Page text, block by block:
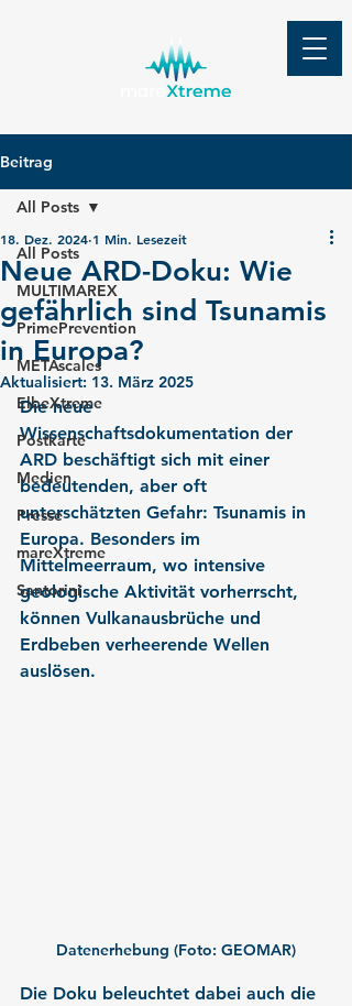
Beitrag
All Posts
MULTIMAREX
PrimePrevention
METAscales
ElbeXtreme
Postkarte
Medien
Presse
mareXtreme
Santorini
All Posts
Neue ARD-Doku: Wie
gefährlich sind Tsunamis
in Europa?
18. Dez. 2024 1 Min. Lesezeit
Aktualisiert: 13. März 2025
Die neue
Wissenschaftsdokumentation der
ARD beschäftigt sich mit einer
bedeutenden, aber oft
unterschätzten Gefahr: Tsunamis in
Europa. Besonders im
Mittelmeerraum, wo intensive
geologische Aktivität vorherrscht,
können Vulkanausbrüche und
Erdbeben verheerende Wellen
auslösen.
Datenerhebung (Foto: GEOMAR)
Die Doku beleuchtet dabei auch die